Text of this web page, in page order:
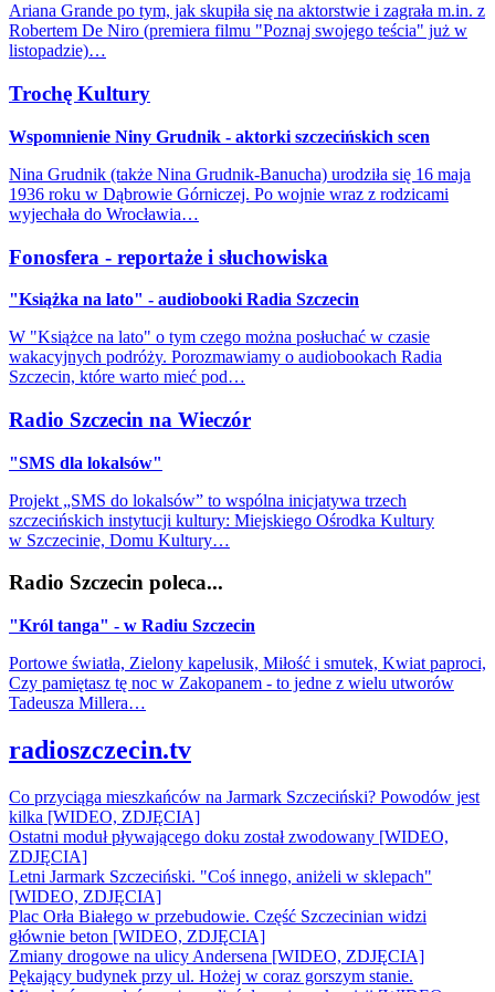
Ariana Grande po tym, jak skupiła się na aktorstwie i zagrała m.in. z
Robertem De Niro (premiera filmu "Poznaj swojego teścia" już w
listopadzie)…
Trochę Kultury
Wspomnienie Niny Grudnik - aktorki szczecińskich scen
Nina Grudnik (także Nina Grudnik-Banucha) urodziła się 16 maja
1936 roku w Dąbrowie Górniczej. Po wojnie wraz z rodzicami
wyjechała do Wrocławia…
Fonosfera - reportaże i słuchowiska
"Książka na lato" - audiobooki Radia Szczecin
W "Książce na lato" o tym czego można posłuchać w czasie
wakacyjnych podróży. Porozmawiamy o audiobookach Radia
Szczecin, które warto mieć pod…
Radio Szczecin na Wieczór
"SMS dla lokalsów"
Projekt „SMS do lokalsów” to wspólna inicjatywa trzech
szczecińskich instytucji kultury: Miejskiego Ośrodka Kultury
w Szczecinie, Domu Kultury…
Radio Szczecin poleca...
"Król tanga" - w Radiu Szczecin
Portowe światła, Zielony kapelusik, Miłość i smutek, Kwiat paproci,
Czy pamiętasz tę noc w Zakopanem - to jedne z wielu utworów
Tadeusza Millera…
radioszczecin.tv
Co przyciąga mieszkańców na Jarmark Szczeciński? Powodów jest
kilka [WIDEO, ZDJĘCIA]
Ostatni moduł pływającego doku został zwodowany [WIDEO,
ZDJĘCIA]
Letni Jarmark Szczeciński. "Coś innego, aniżeli w sklepach"
[WIDEO, ZDJĘCIA]
Plac Orła Białego w przebudowie. Część Szczecinian widzi
głównie beton [WIDEO, ZDJĘCIA]
Zmiany drogowe na ulicy Andersena [WIDEO, ZDJĘCIA]
Pękający budynek przy ul. Hożej w coraz gorszym stanie.